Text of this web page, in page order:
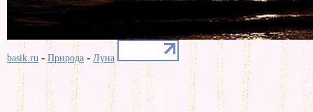
basik.ru -Природа - Луна